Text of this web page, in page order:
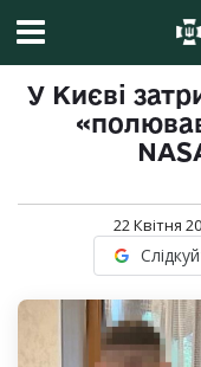
У Києві
22 Квітня